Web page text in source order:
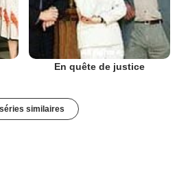
En quête de justice
similaires